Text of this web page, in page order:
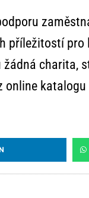
příležitostí
charita,